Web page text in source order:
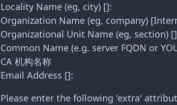
Locality Name (eg, city) []:
Organization Name (eg, company)
Organizational Unit Name (eg, section)
Common Name (e.g. server FQDN or
CA 机构名称
Email Address []:
Please enter the following 'extra'